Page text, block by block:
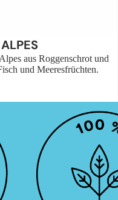
aus Roggenschrot und
und Meeresfrüchten.